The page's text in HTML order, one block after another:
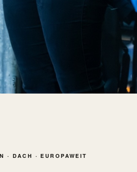
· DACH · EUROPAWEIT